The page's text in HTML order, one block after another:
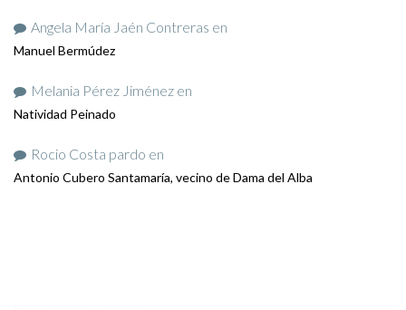
Angela María Jaén Contreras en
Manuel Bermúdez
Melania Pérez Jiménez en
Natividad Peinado
Rocio Costa pardo en
Antonio Cubero Santamaría, vecino de Dama del Alba